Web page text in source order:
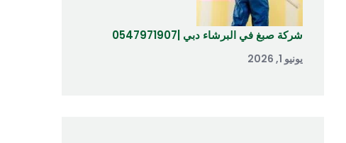
شركة صبغ في البرشاء دبي |0547971907
يونيو 1, 2026